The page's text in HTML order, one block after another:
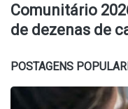
Comunitário
de dezenas de
POSTAGENS